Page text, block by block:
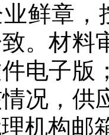
鲜章，
。材料
电子版
况，供
机构邮